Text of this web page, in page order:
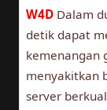
W4D Dalam
detik dapat
kemenangan
menyakitkan
server